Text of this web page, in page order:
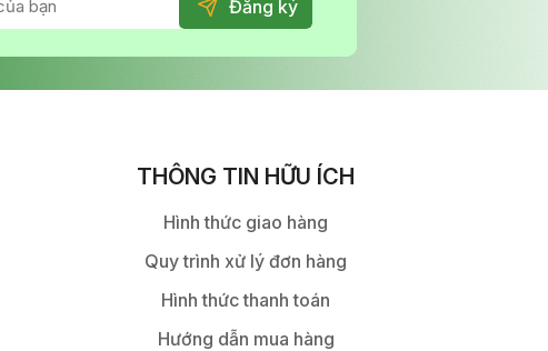
THÔNG TIN HỮU ÍCH
Hình thức giao hàng
Quy trình xử lý đơn hàng
Hình thức thanh toán
Hướng dẫn mua hàng